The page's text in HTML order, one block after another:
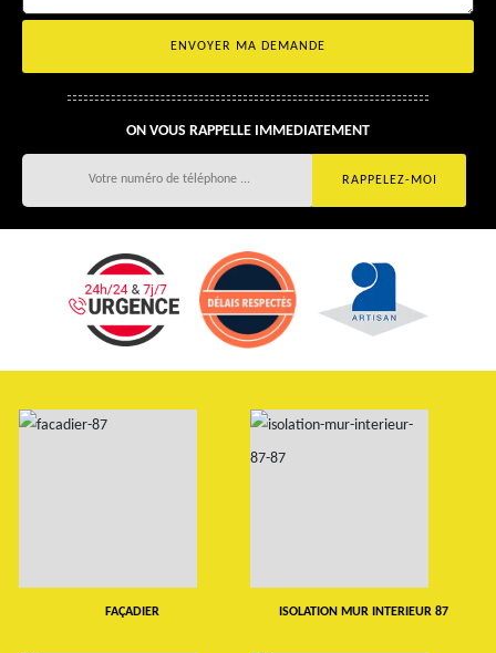
ON VOUS RAPPELLE IMMEDIATEMENT
FAÇADIER ISOLATION MUR INTERIEUR 87